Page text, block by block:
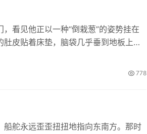
看见他正以一种“倒栽葱”的姿势挂在
皮贴着床垫，脑袋几乎垂到地板上。
778
舵永远歪歪扭扭地指向东南方。那时